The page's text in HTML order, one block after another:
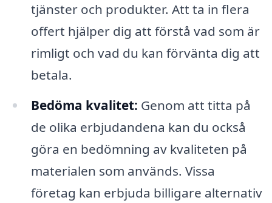
tjänster och produkter. Att ta in flera
offert hjälper dig att förstå vad som är
rimligt och vad du kan förvänta dig att
betala.
Bedöma kvalitet: Genom att titta på
de olika erbjudandena kan du också
göra en bedömning av kvaliteten på
materialen som används. Vissa
företag kan erbjuda billigare alternativ